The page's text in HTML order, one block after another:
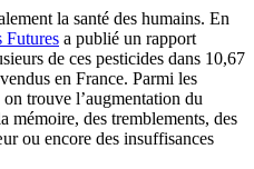
la santé des humains. En
Futures a publié un rapport
de ces pesticides dans 10,67
en France. Parmi les
trouve l’augmentation du
mémoire, des tremblements, des
ou encore des insuffisances